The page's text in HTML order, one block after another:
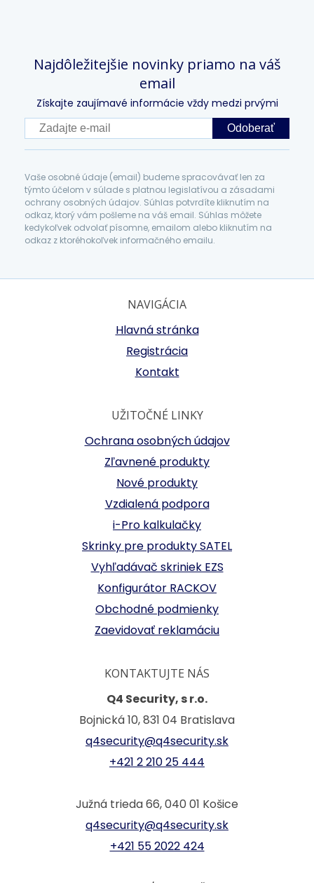
Najdôležitejšie novinky priamo na váš
email
Získajte zaujímavé informácie vždy medzi prvými
Odoberať
Vaše osobné údaje (email) budeme spracovávať len za
týmto účelom v súlade s platnou legislatívou a zásadami
ochrany osobných údajov. Súhlas potvrdíte kliknutím na
odkaz, ktorý vám pošleme na váš email. Súhlas môžete
kedykoľvek odvolať písomne, emailom alebo kliknutím na
odkaz z ktoréhokoľvek informačného emailu.
NAVIGÁCIA
Hlavná stránka
Registrácia
Kontakt
UŽITOČNÉ LINKY
Ochrana osobných údajov
Zľavnené produkty
Nové produkty
Vzdialená podpora
i-Pro kalkulačky
Skrinky pre produkty SATEL
Vyhľadávač skriniek EZS
Konfigurátor RACKOV
Obchodné podmienky
Zaevidovať reklamáciu
KONTAKTUJTE NÁS
Q4 Security, s r.o.
Bojnická 10, 831 04 Bratislava
q4security@q4security.sk
+421 2 210 25 444
Južná trieda 66, 040 01 Košice
q4security@q4security.sk
+421 55 2022 424